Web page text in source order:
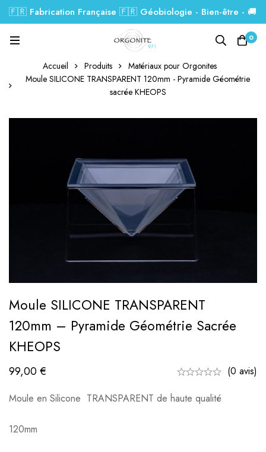
🇫🇷 Fabrication Française 🇫🇷 Géobiologie - Bien-être - 🚚
Livraison GRATUITE dés 99€.
0
Accueil Produits
Matériaux pour Orgonites
Moule SILICONE TRANSPARENT 120mm - Pyramide Géométrie
sacrée KHEOPS
Moule SILICONE TRANSPARENT
120mm – Pyramide Géométrie Sacrée
KHEOPS
99,00€
(0 avis)
Moule en Silicone TRANSPARENT de haute qualité
120mm